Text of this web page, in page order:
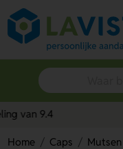
Home Caps Mutsen